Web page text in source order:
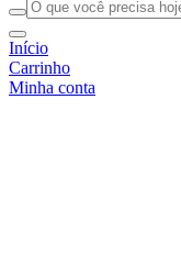
Início
Carrinho
Minha conta